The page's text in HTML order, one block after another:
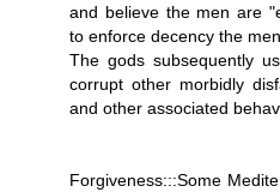
and believe the men are
to enforce decency the
The gods subsequently
corrupt other morbidly
and other associated
Forgiveness:::Some